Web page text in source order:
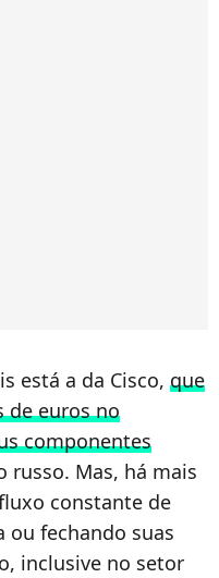
está a da Cisco, que
de euros no
componentes
russo. Mas, há mais
constante de
ou fechando suas
inclusive no setor